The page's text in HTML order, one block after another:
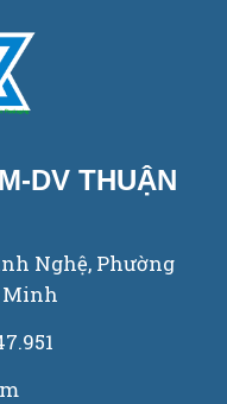
DV THUẬN
Nghệ, Phường
Minh